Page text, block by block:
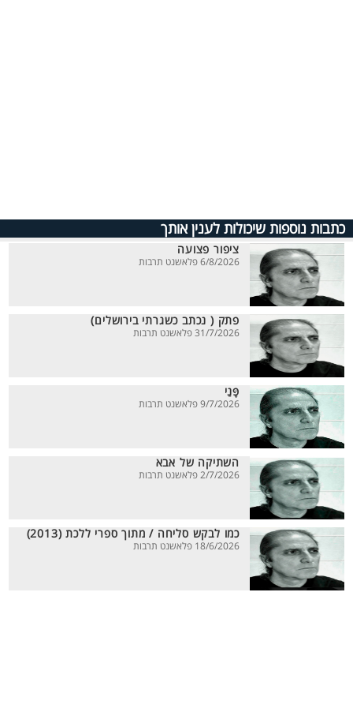
כתבות נוספות שיכולות לענין אותך
ציפור פצועה
6/8/2026 פלאשנט תרבות
פתק ( נכתב כשגרתי בירושלים)
31/7/2026 פלאשנט תרבות
פָּנַי
9/7/2026 פלאשנט תרבות
השתיקה של אבא
2/7/2026 פלאשנט תרבות
כמו לבקש סליחה / מתוך ספרי ללכת (2013)
18/6/2026 פלאשנט תרבות